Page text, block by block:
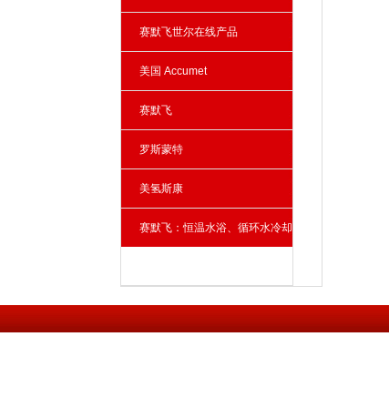
赛默飞世尔在线产品
美国 Accumet
赛默飞
罗斯蒙特
美氢斯康
赛默飞：恒温水浴、循环水冷却